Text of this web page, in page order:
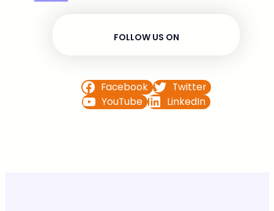
FOLLOW US ON
Facebook
Twitter
YouTube
LinkedIn